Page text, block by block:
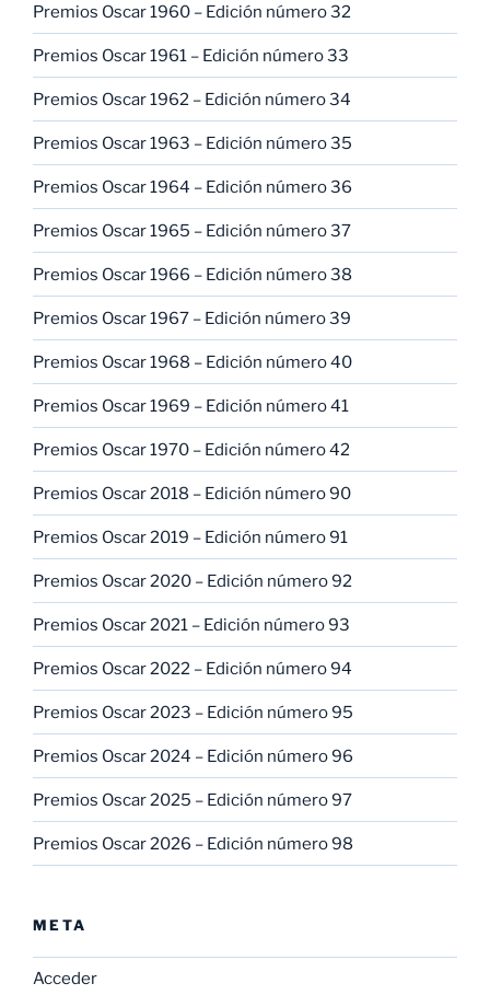
Premios Oscar 1960 – Edición número 32
Premios Oscar 1961 – Edición número 33
Premios Oscar 1962 – Edición número 34
Premios Oscar 1963 – Edición número 35
Premios Oscar 1964 – Edición número 36
Premios Oscar 1965 – Edición número 37
Premios Oscar 1966 – Edición número 38
Premios Oscar 1967 – Edición número 39
Premios Oscar 1968 – Edición número 40
Premios Oscar 1969 – Edición número 41
Premios Oscar 1970 – Edición número 42
Premios Oscar 2018 – Edición número 90
Premios Oscar 2019 – Edición número 91
Premios Oscar 2020 – Edición número 92
Premios Oscar 2021 – Edición número 93
Premios Oscar 2022 – Edición número 94
Premios Oscar 2023 – Edición número 95
Premios Oscar 2024 – Edición número 96
Premios Oscar 2025 – Edición número 97
Premios Oscar 2026 – Edición número 98
META
Acceder